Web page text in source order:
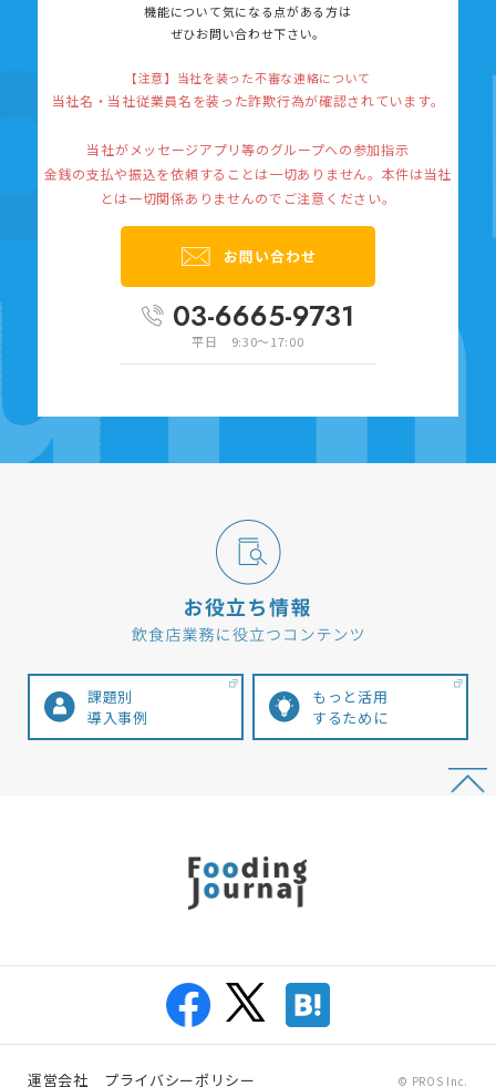
機能について気になる点がある方は
ぜひお問い合わせ下さい。
【注意】当社を装った不審な連絡について
当社名・当社従業員名を装った詐欺行為が確認されています。
当社がメッセージアプリ等のグループへの参加指示
金銭の支払や振込を依頼することは一切ありません。 本件は当社
とは一切関係ありませんのでご注意ください。
03-6665-9731
平日 9:30～17:00
課題別
導入事例
もっと活用
するために
運営会社 プライバシーポリシー © PROS Inc.